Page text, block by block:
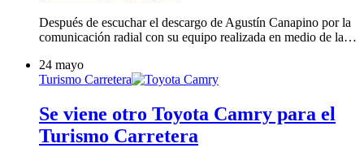
Después de escuchar el descargo de Agustín Canapino por la
comunicación radial con su equipo realizada en medio de la…
24 mayo
Turismo Carretera
Se viene otro Toyota Camry para el
Turismo Carretera